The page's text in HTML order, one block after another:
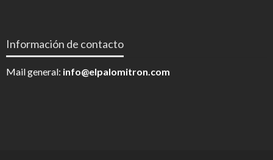
Información de contacto
Mail general: info@elpalomitron.com